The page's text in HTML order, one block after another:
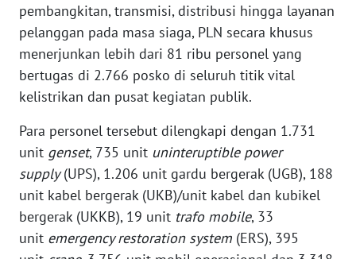
pembangkitan, transmisi, distribusi hingga layanan
pelanggan pada masa siaga, PLN secara khusus
menerjunkan lebih dari 81 ribu personel yang
bertugas di 2.766 posko di seluruh titik vital
kelistrikan dan pusat kegiatan publik.
Para personel tersebut dilengkapi dengan 1.731
unit genset, 735 unit uninteruptible power
supply(UPS), 1.206 unit gardu bergerak (UGB), 188
unit kabel bergerak (UKB)/unit kabel dan kubikel
bergerak (UKKB), 19 unit trafo mobile, 33
unit emergency restoration system (ERS), 395
WN
WN
SERAMBI
WN
JAMBI
SULTRA